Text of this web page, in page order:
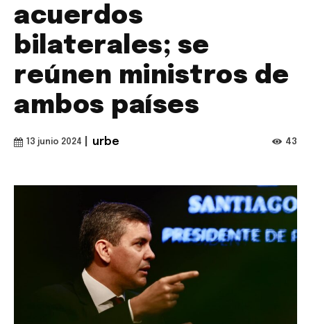
acuerdos
bilaterales; se
reúnen ministros de
ambos países
13 junio 2024 urbe 43